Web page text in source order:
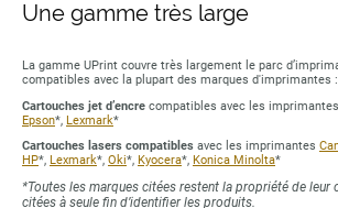
Une gamme très large
La gamme UPrint couvre très largement le parc
compatibles avec la plupart des marques d'imprimantes :
Cartouches jet d’encre compatibles avec les imprimantes
Epson*, Lexmark*
Cartouches lasers compatibles avec les imprimantes
HP*, Lexmark*, Oki*, Kyocera*, Konica Minolta*
*Toutes les marques citées restent la propriété de leur
citées à seule fin d’identifier les produits.